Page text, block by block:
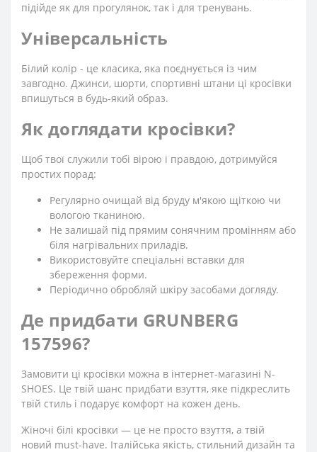
підійде як для прогулянок, так і для тренувань.
Універсальність
Білий колір - це класика, яка поєднується із чим
завгодно. Джинси, шорти, спортивні штани ці кросівки
впишуться в будь-який образ.
Як доглядати кросівки?
Щоб твої служили тобі вірою і правдою, дотримуйся
простих порад:
Регулярно очищай від бруду м'якою щіткою чи
вологою тканиною.
Не залишай під прямим сонячним промінням або
біля нагрівальних приладів.
Використовуйте спеціальні вставки для
збереження форми.
Періодично обробляй шкіру засобами догляду.
Де придбати GRUNBERG
157596?
Замовити ці кросівки можна в інтернет-магазині N-
SHOES. Це твій шанс придбати взуття, яке підкреслить
твій стиль і подарує комфорт на кожен день.
Жіночі білі кросівки — це не просто взуття, а твій
новий must-have. Італійська якість, стильний дизайн та